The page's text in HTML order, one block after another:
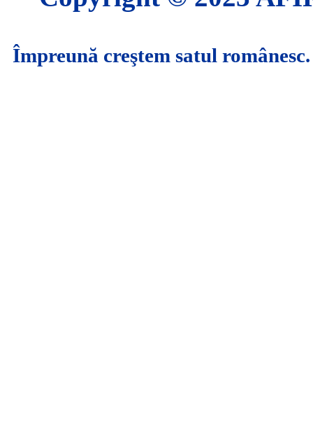
Împreună creştem satul românesc.